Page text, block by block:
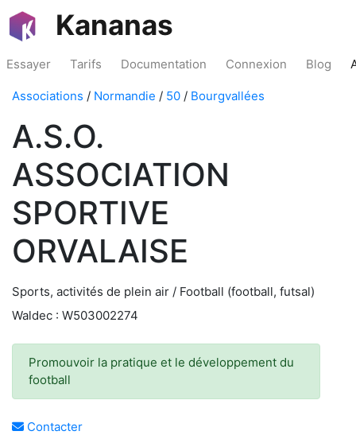
Kananas
Essayer Tarifs Documentation Connexion Blog
Associations / Normandie / 50 / Bourgvallées
A.S.O.
ASSOCIATION
SPORTIVE
ORVALAISE
Sports, activités de plein air / Football (football, futsal)
Waldec : W503002274
Promouvoir la pratique et le développement du
football
Contacter